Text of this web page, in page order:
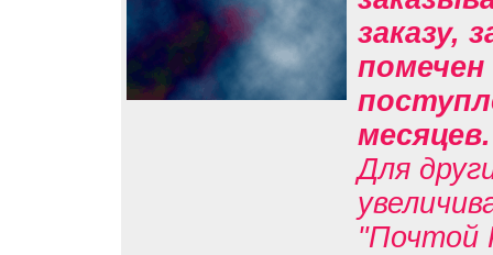
заказу,
помечен
Для
"Почтой